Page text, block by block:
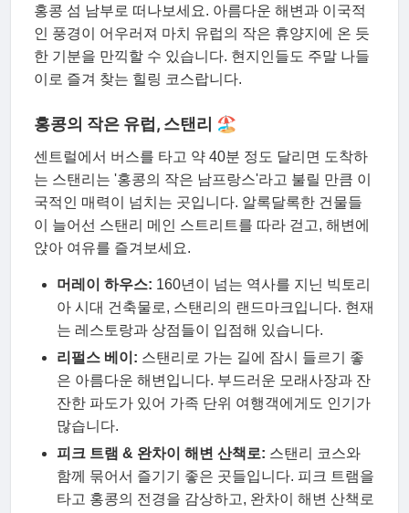
홍콩 섬 남부로 떠나보세요. 아름다운 해변과 이국적
인 풍경이 어우러져 마치 유럽의 작은 휴양지에 온 듯
한 기분을 만끽할 수 있습니다. 현지인들도 주말 나들
이로 즐겨 찾는 힐링 코스랍니다.
홍콩의 작은 유럽, 스탠리 🏖
센트럴에서 버스를 타고 약 40분 정도 달리면 도착하
는 스탠리는 '홍콩의 작은 남프랑스'라고 불릴 만큼 이
국적인 매력이 넘치는 곳입니다. 알록달록한 건물들
이 늘어선 스탠리 메인 스트리트를 따라 걷고, 해변에
앉아 여유를 즐겨보세요.
머레이 하우스: 160년이 넘는 역사를 지닌 빅토리
아 시대 건축물로, 스탠리의 랜드마크입니다. 현재
는 레스토랑과 상점들이 입점해 있습니다.
리펄스 베이: 스탠리로 가는 길에 잠시 들르기 좋
은 아름다운 해변입니다. 부드러운 모래사장과 잔
잔한 파도가 있어 가족 단위 여행객에게도 인기가
많습니다.
피크 트램 & 완차이 해변 산책로: 스탠리 코스와
함께 묶어서 즐기기 좋은 곳들입니다. 피크 트램을
타고 홍콩의 전경을 감상하고, 완차이 해변 산책로